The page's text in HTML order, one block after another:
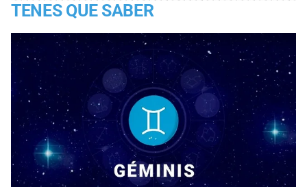
TENES QUE SABER